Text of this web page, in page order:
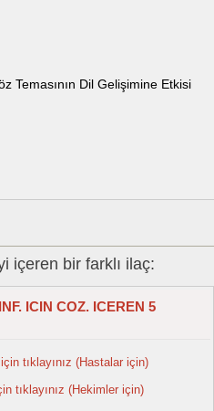
Temasının Dil Gelişimine Etkisi
içeren bir farklı ilaç:
ICIN COZ. ICEREN 5
tıklayınız (Hastalar için)
tıklayınız (Hekimler için)